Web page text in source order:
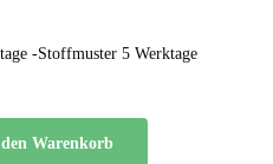
-Stoffmuster 5 Werktage
Warenkorb